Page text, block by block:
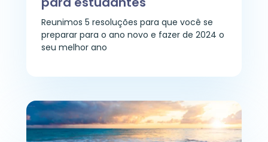
Reunimos 5 resoluções para que você se
preparar para o ano novo e fazer de 2024 o
seu melhor ano